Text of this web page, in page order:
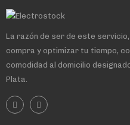
La razón de ser de este
compra y optimizar tu tiempo,
comodidad al domicilio
Plata.